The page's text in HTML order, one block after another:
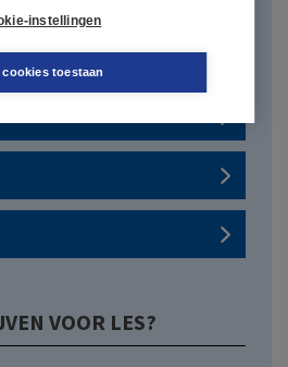
instellingen
cookies toestaan
VOOR LES?